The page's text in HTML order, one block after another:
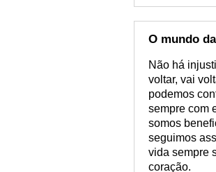
O mundo
Não há
voltar, vai
podemos
sempre com
somos
seguimos
vida sempre
coração.